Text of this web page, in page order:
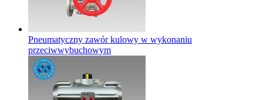
Pneumatyczny zawór kulowy w wykonaniu
przeciwwybuchowym